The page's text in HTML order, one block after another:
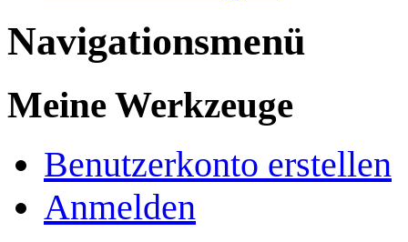
Navigationsmenü
Meine Werkzeuge
Benutzerkonto erstellen
Anmelden